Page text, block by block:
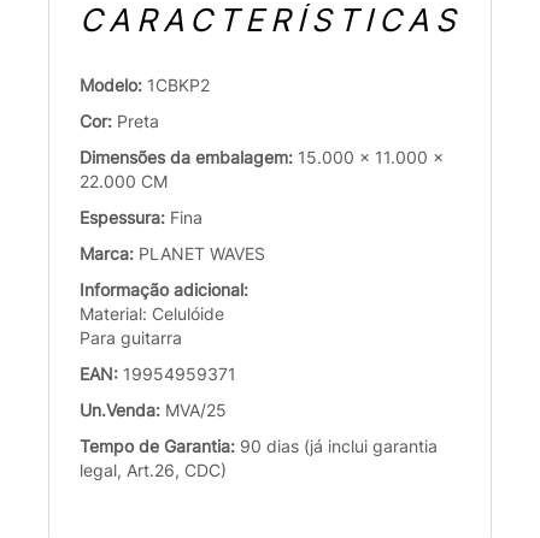
CARACTERÍSTICAS
Modelo: 1CBKP2
Cor: Preta
Dimensões da embalagem: 15.000 x 11.000 x
22.000 CM
Espessura: Fina
Marca: PLANET WAVES
Informação adicional:
Material: Celulóide
Para guitarra
EAN: 19954959371
Un.Venda: MVA/25
Tempo de Garantia: 90 dias (já inclui garantia
legal, Art.26, CDC)